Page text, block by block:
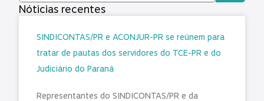
Nóticias recentes
SINDICONTAS/PR e ACONJUR-PR se reúnem para
tratar de pautas dos servidores do TCE-PR e do
Judiciário do Paraná
Representantes do SINDICONTAS/PR e da